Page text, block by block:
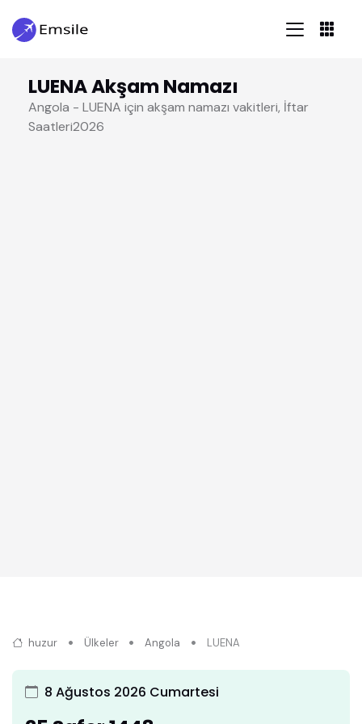
LUENA Akşam Namazı
Angola - LUENA için akşam namazı vakitleri, İftar
Saatleri2026
huzur Ülkeler Angola LUENA
8 Ağustos 2026 Cumartesi